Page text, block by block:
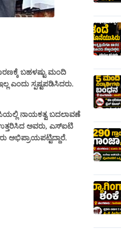
ಬಹಳಷ್ಟು ಮಂದಿ
ಎಂದು ಸ್ಪಷ್ಟಪಡಿಸಿದರು.
ನಾಯಕತ್ವ ಬದಲಾವಣೆ
ಅವರು, ಎಸ್‌ಐಟಿ
ಅಭಿಪ್ರಾಯಪಟ್ಟಿದ್ದಾರೆ.